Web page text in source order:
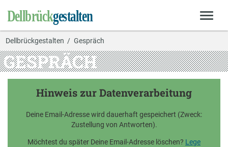
Dellbrückgestalten Gespräch
GESPRÄCH
Hinweis zur Datenverarbeitung
Deine Email-Adresse wird dauerhaft gespeichert (Zweck:
Zustellung von Antworten).
Möchtest du später Deine Email-Adresse löschen? Lege